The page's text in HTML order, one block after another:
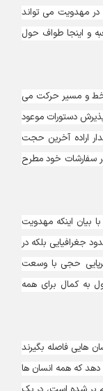
مهدویت می تواند
اینجا طواف حول
خط و مسیر حرکت می
دستورات موعود
اراده آخرین حجت
سفارشات خود مطرح
اینکه مهدویت
جغرافیایی بلکه در
حجی با وسعت
به کمال برای همه
فاصله بگیرند
که همه انسان ها